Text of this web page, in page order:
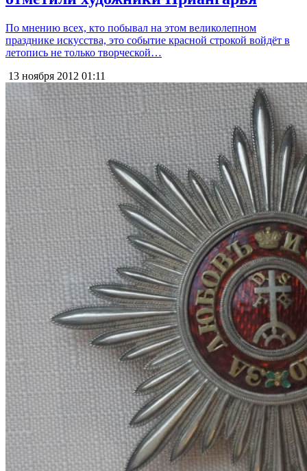
По мнению всех, кто побывал на этом великолепном
празднике искусства, это событие красной строкой войдёт в
летопись не только творческой…
13 ноября 2012 01:11